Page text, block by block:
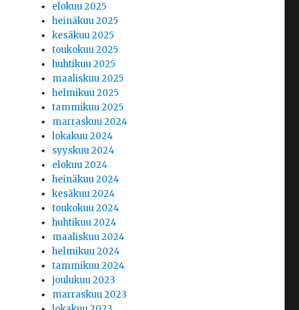
elokuu 2025
heinäkuu 2025
kesäkuu 2025
toukokuu 2025
huhtikuu 2025
maaliskuu 2025
helmikuu 2025
tammikuu 2025
marraskuu 2024
lokakuu 2024
syyskuu 2024
elokuu 2024
heinäkuu 2024
kesäkuu 2024
toukokuu 2024
huhtikuu 2024
maaliskuu 2024
helmikuu 2024
tammikuu 2024
joulukuu 2023
marraskuu 2023